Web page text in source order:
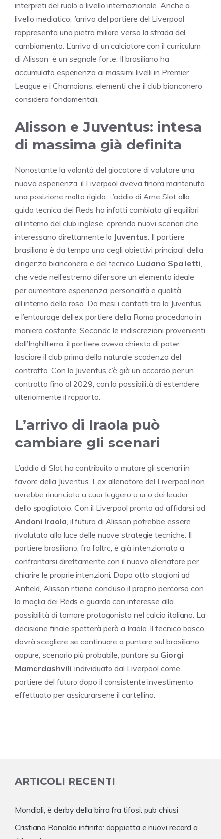
interpreti del ruolo a livello internazionale. Anche a
livello mediatico, l’arrivo del portiere del Liverpool
rappresenta una pietra miliare verso la strada del
cambiamento. L’arrivo di un calciatore con il curriculum
di Alisson è un segnale forte. Il brasiliano ha
accumulato esperienza ai massimi livelli in Premier
League e i Champions, elementi che il club bianconero
considera fondamentali.
Alisson e Juventus: intesa
di massima già definita
Nonostante la volontà del giocatore di valutare una
nuova esperienza, il Liverpool aveva finora mantenuto
una posizione molto rigida. L’addio di Arne Slot alla
guida tecnica dei Reds ha infatti cambiato gli equilibri
all’interno del club inglese, aprendo nuovi scenari che
interessano direttamente la Juventus . Il portiere
brasiliano è da tempo uno degli obiettivi principali della
dirigenza bianconera e del tecnico Luciano Spalletti
che vede nell’estremo difensore un elemento ideale
per aumentare esperienza, personalità e qualità
all’interno della rosa. Da mesi i contatti tra la Juventus
e l’entourage dell’ex portiere della Roma procedono in
maniera costante. Secondo le indiscrezioni provenienti
dall’Inghilterra, il portiere aveva chiesto di poter
lasciare il club prima della naturale scadenza del
contratto. Con la Juventus c’è già un accordo per un
contratto fino al 2029, con la possibilità di estendere
ulteriormente il rapporto.
L’arrivo di Iraola può
cambiare gli scenari
L’addio di Slot ha contribuito a mutare gli scenari in
favore della Juventus. L’ex allenatore del Liverpool non
avrebbe rinunciato a cuor leggero a uno dei leader
dello spogliatoio. Con il Liverpool pronto ad affidarsi ad
Andoni Iraola , il futuro di Alisson potrebbe essere
rivalutato alla luce delle nuove strategie tecniche. Il
portiere brasiliano, fra l’altro, è già intenzionato a
confrontarsi direttamente con il nuovo allenatore per
chiarire le proprie intenzioni. Dopo otto stagioni ad
Anfield, Alisson ritiene concluso il proprio percorso con
la maglia dei Reds e guarda con interesse alla
possibilità di tornare protagonista nel calcio italiano. La
decisione finale spetterà però a Iraola. Il tecnico basco
dovrà scegliere se continuare a puntare sul brasiliano
oppure, scenario più probabile, puntare su Giorgi
Mamardashvili , individuato dal Liverpool come
portiere del futuro dopo il consistente investimento
effettuato per assicurarsene il cartellino.
ARTICOLI RECENTI
Mondiali, è derby della birra fra tifosi: pub chiusi
Cristiano Ronaldo infinito: doppietta e nuovi record a